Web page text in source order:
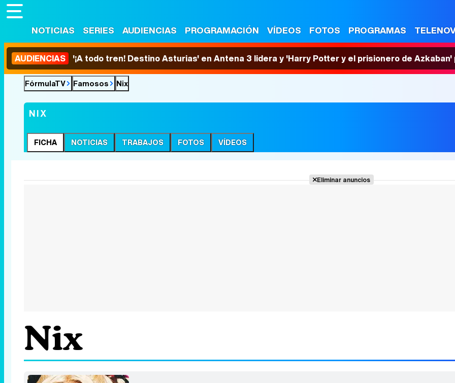
NOTICIAS SERIES AUDIENCIAS PROGRAMACIÓN VÍDEOS FOTOS PROGRAMAS
AUDIENCIAS '¡A todo tren! Destino Asturias' en Antena 3 lidera y 'Harry Potter y el prisionero de
FórmulaTV Famosos Nix
NIX
FICHA NOTICIAS TRABAJOS FOTOS VÍDEOS
Eliminar anuncios
Nix